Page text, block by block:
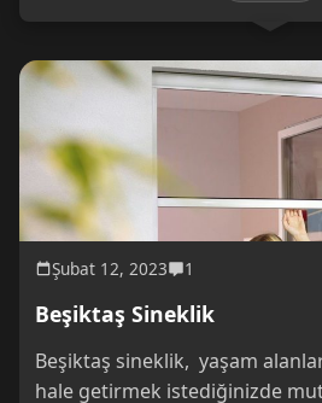
Şubat 12, 2023 1
Beşiktaş Sineklik
Beşiktaş sineklik, yaşam
hale getirmek istediğinizde